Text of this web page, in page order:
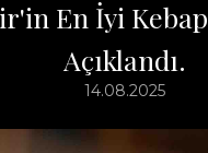
En İyi
Açıklandı.
14.08.2025